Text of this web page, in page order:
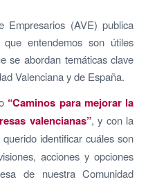
Empresarios (AVE) publica
que entendemos son útiles
se abordan temáticas clave
Valenciana y de España.
“Caminos para mejorar la
valencianas”, y con la
identificar cuáles son
acciones y opciones
de nuestra Comunidad